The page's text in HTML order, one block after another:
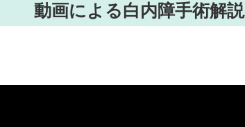
動画による白内障手術解説